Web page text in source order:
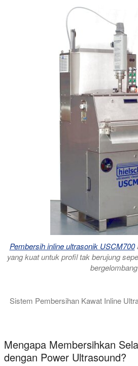
Pembersih inline ultrasonik USCM700
yang kuat untuk profil tak berujung
bergelombang
Sistem Pembersihan Kawat Inline
Mengapa Membersihkan
dengan Power Ultrasound?